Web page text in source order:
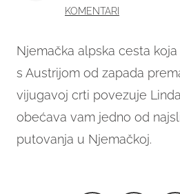
Njemačka alpska cesta
s Austrijom od zapada
vijugavoj crti povezuje
obećava vam jedno od
putovanja u Njemačkoj.
KOMENTARI